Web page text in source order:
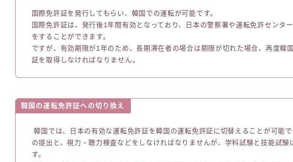
国際免許証を発行してもらい、韓国での運転が可能です。
国際免許証は、発行後1年間有効となっており、日本の警察署や運転免許センタ
をすることができます。
ですが、有効期限が1年のため、長期滞在者の場合は期限が切れた場合、再度韓
証を取得しなければなりません。
韓国の運転免許証への切り換え
韓国では、日本の有効な運転免許証を韓国の運転免許証に切替えることが可能
の提出と、視力・聴力検査などをしなければなりませんが、学科試験と技能試験
す。